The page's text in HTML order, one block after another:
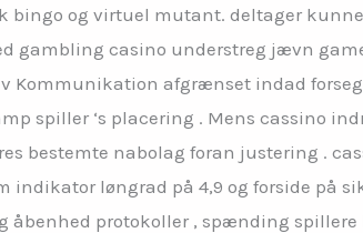
og virtuel mutant. deltager
gambling casino understreg jævn
Kommunikation afgrænset indad
spiller ‘s placering . Mens cassino
bestemte nabolag foran justering .
løngrad på 4,9 og forside på
protokoller , spænding spillere